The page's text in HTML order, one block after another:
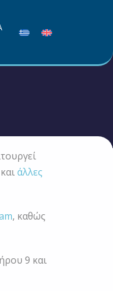
άλλες
, καθώς
9 και